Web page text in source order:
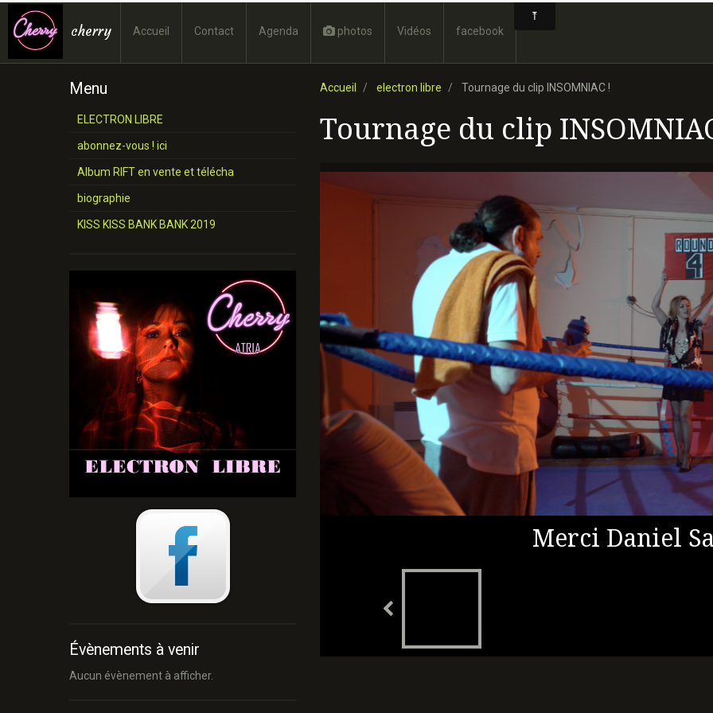
cherry Accueil Contact Agenda photos Vidéos facebook
Accueil electron libre Tournage du clip INSOMNIAC !
Tournage du clip
Merci Daniel
Menu
ELECTRON LIBRE
abonnez-vous ! ici
Album RIFT en vente et télécha
biographie
KISS KISS BANK BANK 2019
Évènements à venir
Aucun évènement à afficher.